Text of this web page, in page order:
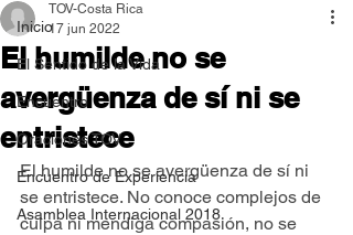
Inicio
El Sentido de la Vida
Encuentro
Oraciones TOV
Encuentro de Experiencia
Asamblea Internacional 2018
El humilde no se
avergüenza de sí ni se
entristece
TOV-Costa Rica
17 jun 2022
El humilde no se avergüenza de sí ni
se entristece. No conoce complejos de
culpa ni mendiga compasión, no se